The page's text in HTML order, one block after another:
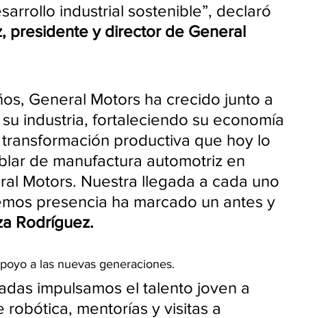
industrial sostenible”, declaró
presidente y director de General
General Motors ha crecido junto a
industria, fortaleciendo su economía
productiva que hoy lo
de manufactura automotriz en
Motors. Nuestra llegada a cada uno
presencia ha marcado un antes y
Rodríguez.
a las nuevas generaciones.
impulsamos el talento joven a
mentorías y visitas a